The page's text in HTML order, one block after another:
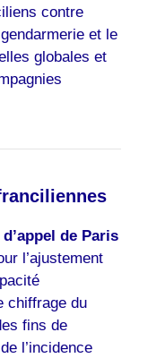
contre
et le
globales et
de Paris
l’ajustement
chiffrage du
fins de
l’incidence